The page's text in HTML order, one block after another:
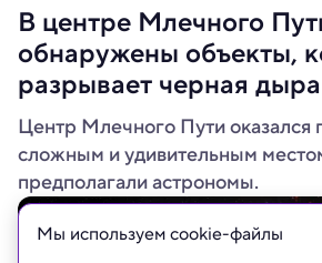
В центре Млечного
обнаружены объекты,
разрывает черная дыра
Центр Млечного Пути оказался
сложным и удивительным
предполагали астрономы.
Мы используем сookie-файлы